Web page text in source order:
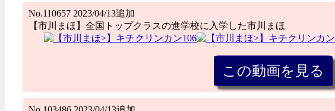
No.110657 2023/04/13追加
【市川まほ】全国トップクラスの進学校に入学した市川まほ